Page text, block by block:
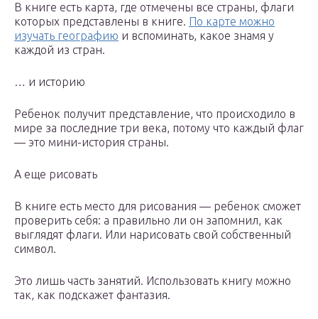
В книге есть карта, где отмечены все страны, флаги
которых представлены в книге. По карте можно
изучать географию и вспоминать, какое знамя у
каждой из стран.
… и историю
Ребенок получит представление, что происходило в
мире за последние три века, потому что каждый флаг
— это мини-история страны.
А еще рисовать
В книге есть место для рисования — ребенок сможет
проверить себя: а правильно ли он запомнил, как
выглядят флаги. Или нарисовать свой собственный
символ.
Это лишь часть занятий. Использовать книгу можно
так, как подскажет фантазия.